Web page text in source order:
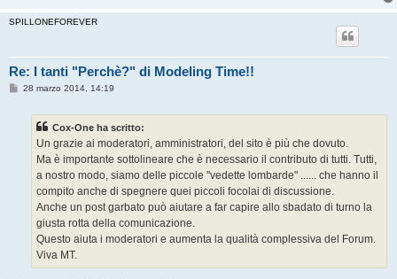
SPILLONEFOREVER
Re: I tanti "Perchè?" di Modeling Time!!
M28 marzo 2014, 14:19
Cox-One ha scritto:
Un grazie ai moderatori, amministratori, del sito è più che dovuto.
Ma è importante sottolineare che è necessario il contributo di tutti. Tutti,
a nostro modo, siamo delle piccole "vedette lombarde" ...... che hanno il
compito anche di spegnere quei piccoli focolai di discussione.
Anche un post garbato può aiutare a far capire allo sbadato di turno la
giusta rotta della comunicazione.
Questo aiuta i moderatori e aumenta la qualità complessiva del Forum.
Viva MT.